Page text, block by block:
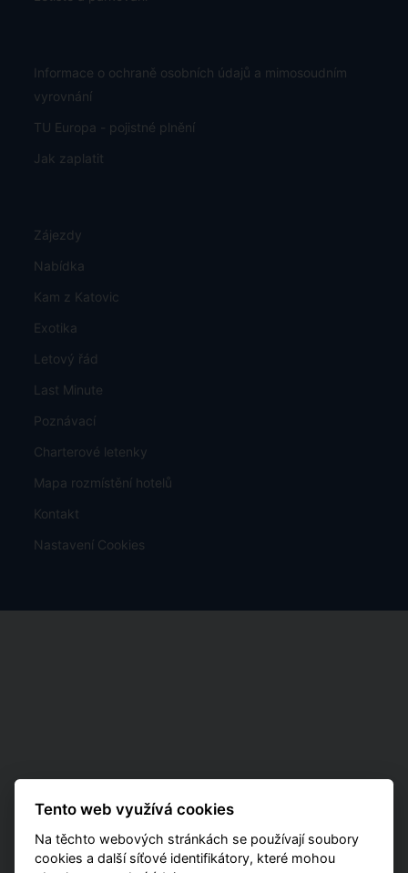
Informace o ochraně osobních údajů a mimosoudním
vyrovnání
TU Europa - pojistné plnění
Jak zaplatit
Zájezdy
Nabídka
Kam z Katovic
Exotika
Letový řád
Last Minute
Poznávací
Charterové letenky
Mapa rozmístění hotelů
Kontakt
Nastavení Cookies
Tento web využívá cookies
Na těchto webových stránkách se používají soubory
cookies a další síťové identifikátory, které mohou